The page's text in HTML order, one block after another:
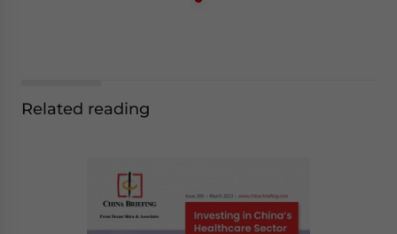
Related reading